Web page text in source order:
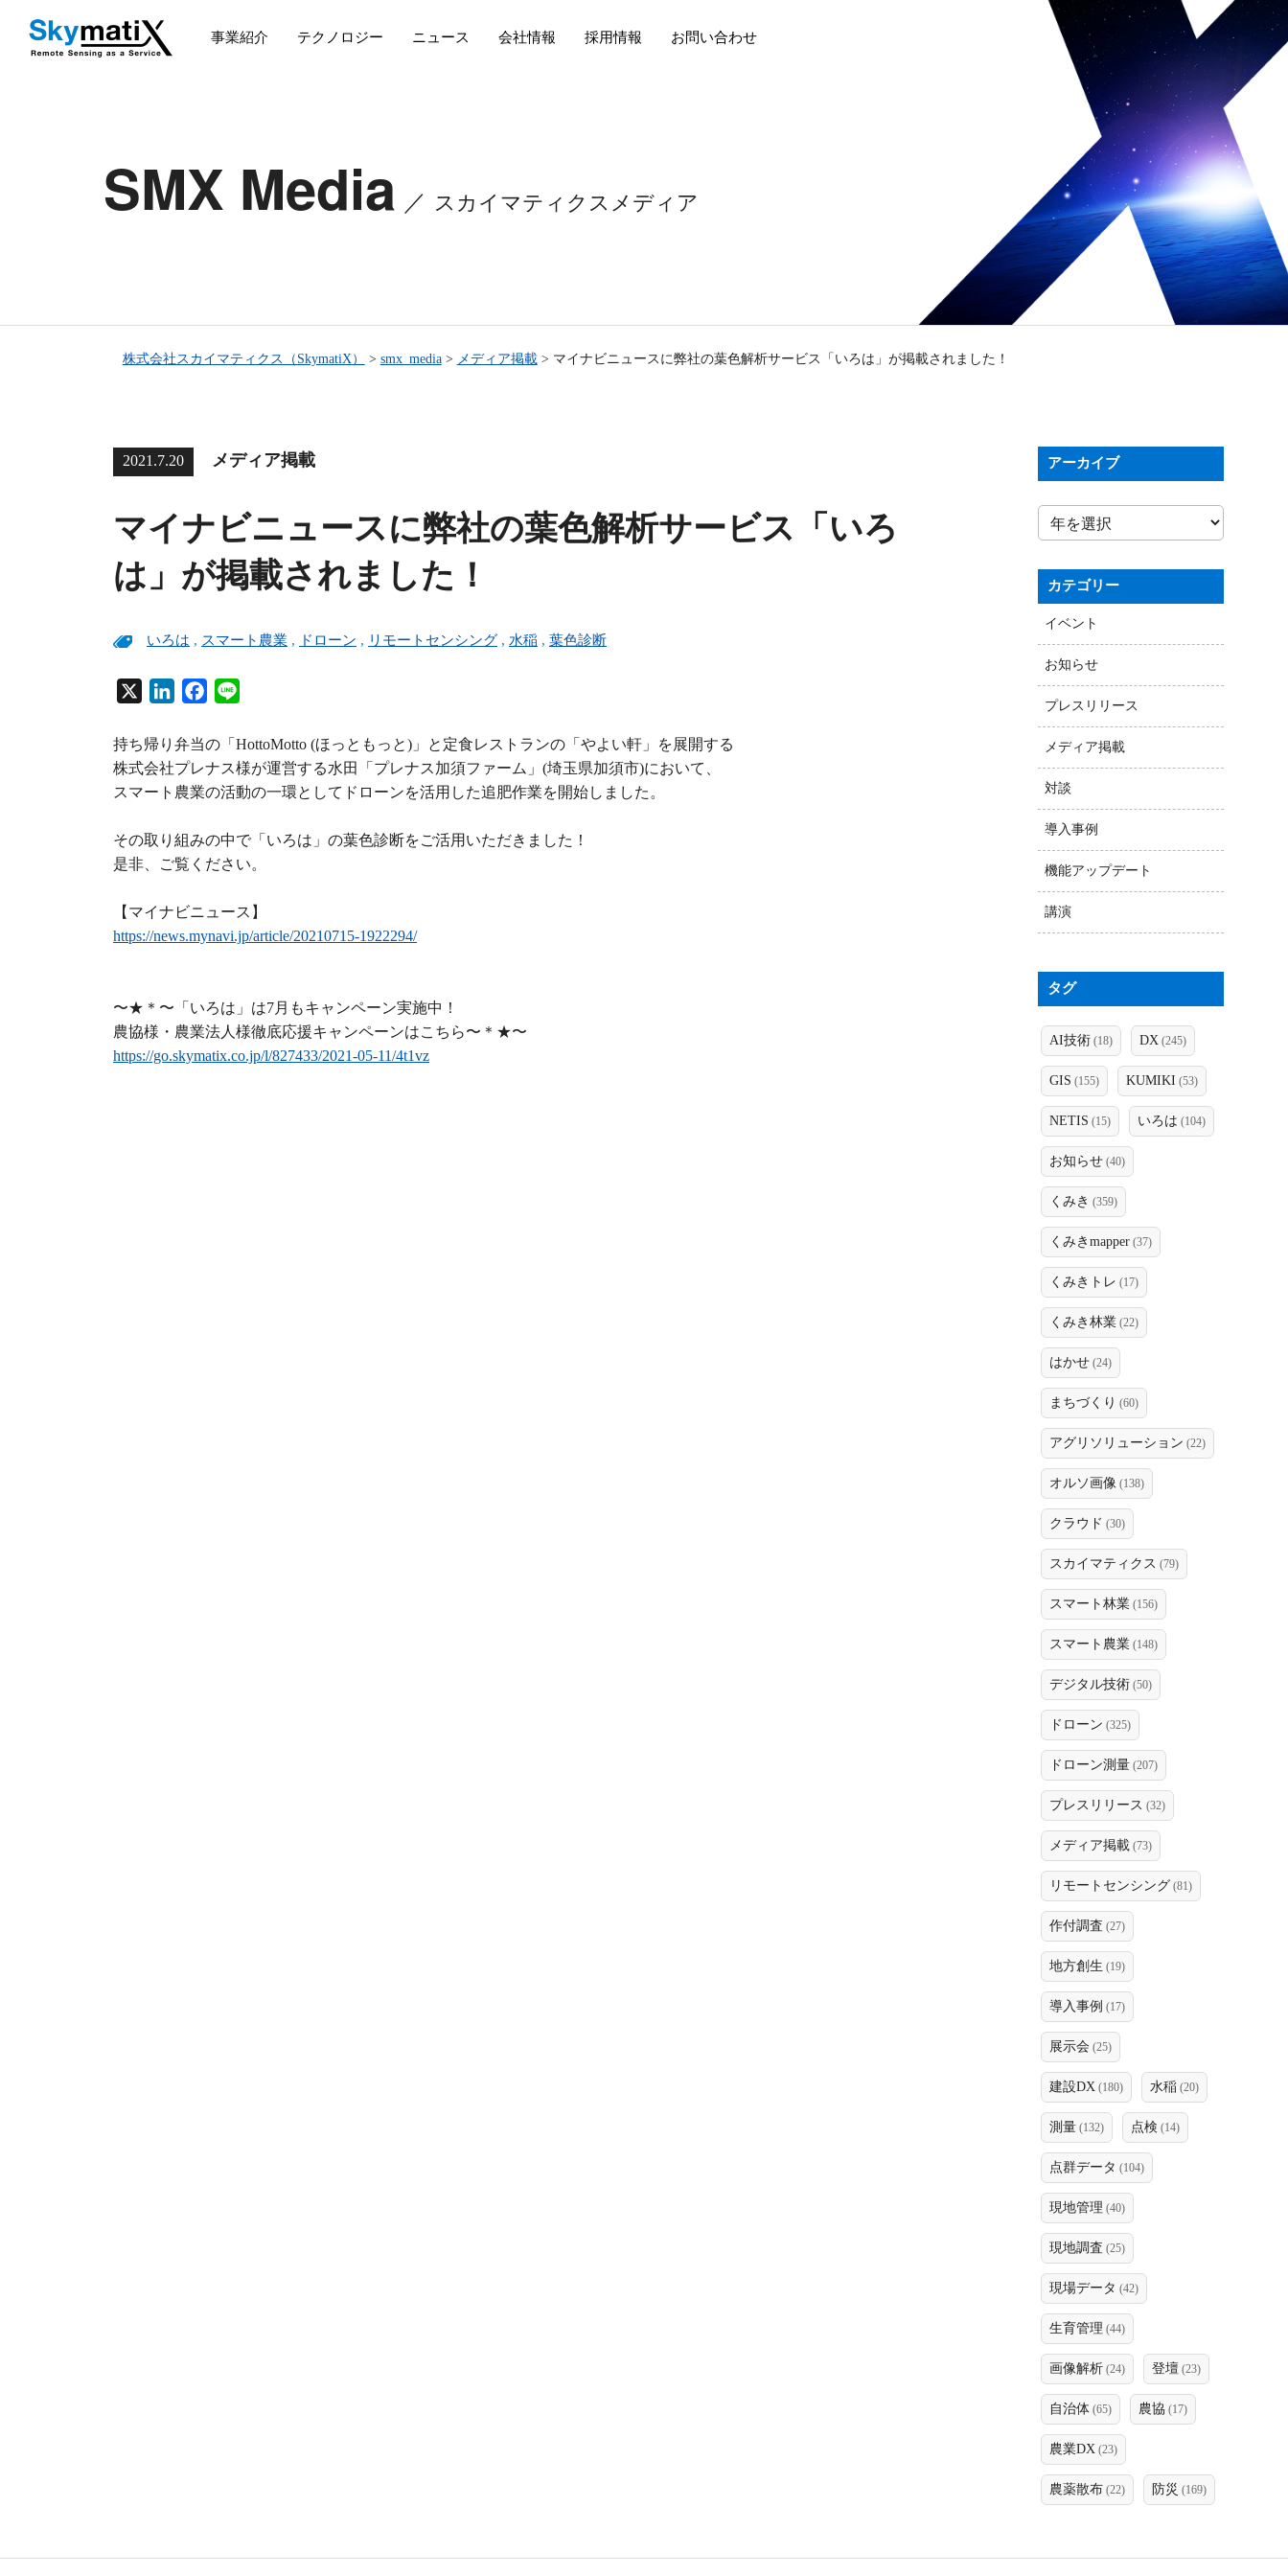
事業紹介 テクノロジー ニュース 会社情報 採用情報 お問い合わせ
SMX Media スカイマティクスメディア
株式会社スカイマティクス（SkymatiX） > smx_media> メディア掲載> マイナビニュースに弊社の葉色解析サービス「いろは」が掲載されました！
2021.7.20 メディア掲載
マイナビニュースに弊社の葉色解析サービス「いろ
は」が掲載されました！
いろは , スマート農業 , ドローン , リモートセンシング , 水稲 , 葉色診断
n
k
e
I
n
c
e
b
o
k
n
e
持ち帰り弁当の「HottoMotto (ほっともっと)」と定食レストランの「やよい軒」を展開する
株式会社プレナス様が運営する水田「プレナス加須ファーム」(埼玉県加須市)において、
スマート農業の活動の一環としてドローンを活用した追肥作業を開始しました。
その取り組みの中で「いろは」の葉色診断をご活用いただきました！
是非、ご覧ください。
【マイナビニュース】
https://news.mynavi.jp/article/20210715-1922294/
〜★＊〜「いろは」は7月もキャンペーン実施中！
農協様・農業法人様徹底応援キャンペーンはこちら〜 ＊★〜
https://go.skymatix.co.jp/l/827433/2021-05-11/4t1vz
アーカイブ
カテゴリー
イベント
お知らせ
プレスリリース
メディア掲載
対談
導入事例
機能アップデート
講演
タグ
AI技術 (18) DX (245)
GIS (155) KUMIKI (53)
NETIS (15) いろは (104)
お知らせ (40)
くみき (359)
くみきmapper (37)
くみきトレ (17)
くみき林業 (22)
はかせ (24)
まちづくり (60)
アグリソリューション (22)
オルソ画像 (138)
クラウド (30)
スカイマティクス (79)
スマート林業 (156)
スマート農業 (148)
デジタル技術 (50)
ドローン (325)
ドローン測量 (207)
プレスリリース (32)
メディア掲載 (73)
リモートセンシング (81)
作付調査 (27)
地方創生 (19)
導入事例 (17)
展示会 (25)
建設DX (180) 水稲 (20)
測量 (132) 点検 (14)
点群データ (104)
現地管理 (40)
現地調査 (25)
現場データ (42)
生育管理 (44)
画像解析 (24) 登壇 (23)
自治体 (65) 農協 (17)
農業DX (23)
農薬散布 (22) 防災 (169)